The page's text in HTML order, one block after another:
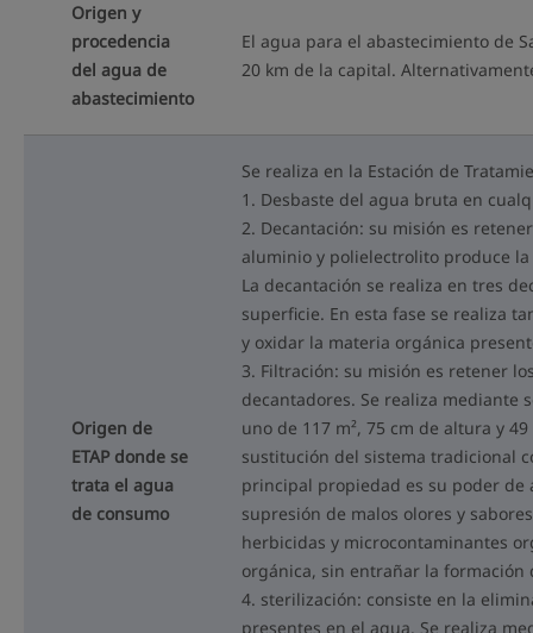
Origen y
procedencia
del agua de
abastecimiento
El agua para el abastecimiento de
20 km de la capital.
Origen de
ETAP donde se
trata el agua
de consumo
Se realiza en la Estación de
1. Desbaste del agua bruta en
2. Decantación: su misión es
aluminio y polielectrolito produce
La decantación se realiza en tres
superficie. En esta fase se realiza
y oxidar la materia orgánica
3. Filtración: su misión es retener
decantadores. Se realiza mediante
uno de 117 m², 75 cm de altura y
sustitución del sistema tradicional
principal propiedad es su poder de
supresión de malos olores y
herbicidas y microcontaminantes
orgánica, sin entrañar la formación
4. sterilización: consiste en la
presentes en el agua. Se realiza